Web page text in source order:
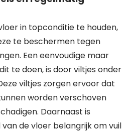
in topconditie te houden,
te beschermen tegen
Een eenvoudige maar
te doen, is door viltjes onder
viltjes zorgen ervoor dat
worden verschoven
Daarnaast is
de vloer belangrijk om vuil